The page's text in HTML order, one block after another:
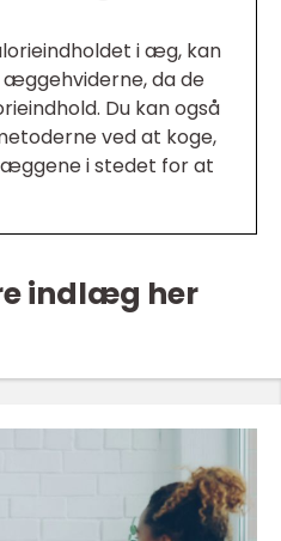
i æg, kan
da de
Du kan også
ved at koge,
i stedet for at
indlæg her